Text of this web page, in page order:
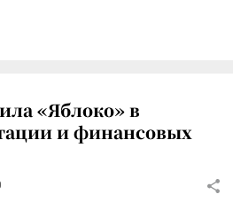
«Яблоко» в
и финансовых